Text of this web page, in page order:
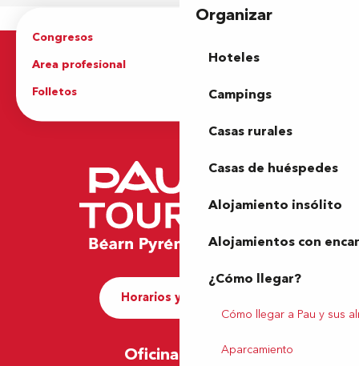
Organizar
Hoteles
Campings
Casas rurales
Casas de huéspedes
Alojamiento insólito
Alojamientos con
¿Cómo llegar?
Cómo llegar a Pau y sus
Aparcamiento
Congresos
Area profesional
Prensa
Folletos
Oficina de Turismo
Horarios y contacto
Oficina de Pau